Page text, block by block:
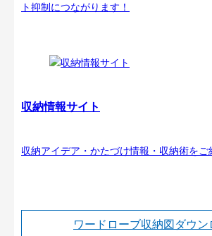
ト抑制につながります！
収納情報サイト
収納アイデア・かたづけ情報・収納術をご
ワードローブ収納図ダウン